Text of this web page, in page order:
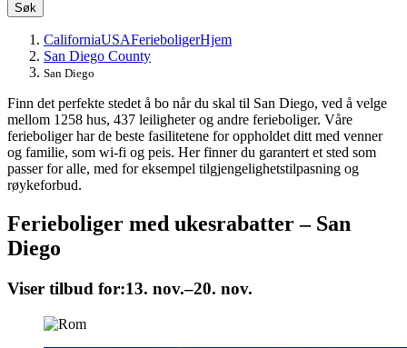
Søk
CaliforniaUSAFerieboligerHjem
San Diego County
San Diego
Finn det perfekte stedet å bo når du skal til San Diego, ved å velge
mellom 1258 hus, 437 leiligheter og andre ferieboliger. Våre
ferieboliger har de beste fasilitetene for oppholdet ditt med venner
og familie, som wi-fi og peis. Her finner du garantert et sted som
passer for alle, med for eksempel tilgjengelighetstilpasning og
røykeforbud.
Ferieboliger med ukesrabatter – San
Diego
Viser tilbud for:13. nov.–20. nov.